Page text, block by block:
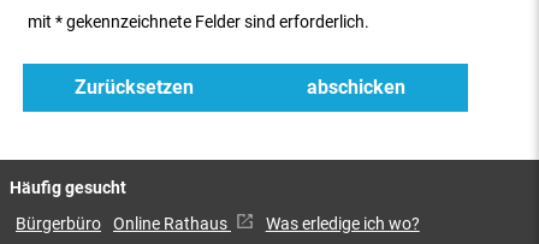
mit * gekennzeichnete Felder sind erforderlich.
Häufig gesucht
Bürgerbüro Online Rathaus
Was erledige ich wo?